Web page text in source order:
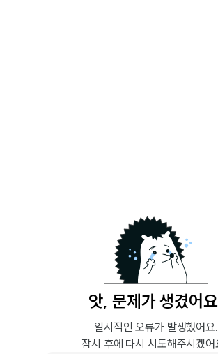
앗, 문제가 생겼어
일시적인 오류가 발생했어요.
잠시 후에 다시 시도해주시겠어